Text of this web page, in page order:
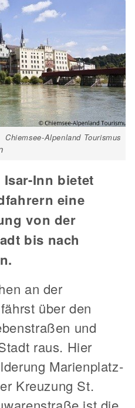
Chiemsee-Alpenland Tourismus
Isar-Inn bietet
eine
von der
bis nach
an der
über den
und
raus. Hier
Marienplatz-
Kreuzung St.